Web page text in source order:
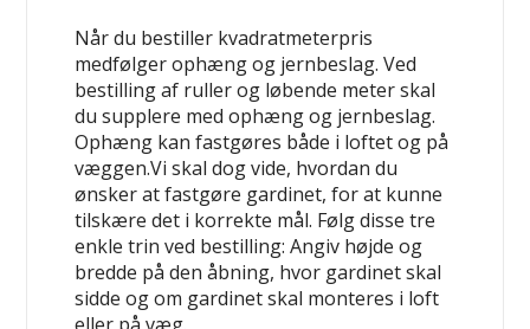
Når du bestiller kvadratmeterpris
medfølger ophæng og jernbeslag. Ved
bestilling af ruller og løbende meter skal
du supplere med ophæng og jernbeslag.
Ophæng kan fastgøres både i loftet og på
væggen.Vi skal dog vide, hvordan du
ønsker at fastgøre gardinet, for at kunne
tilskære det i korrekte mål. Følg disse tre
enkle trin ved bestilling: Angiv højde og
bredde på den åbning, hvor gardinet skal
sidde og om gardinet skal monteres i loft